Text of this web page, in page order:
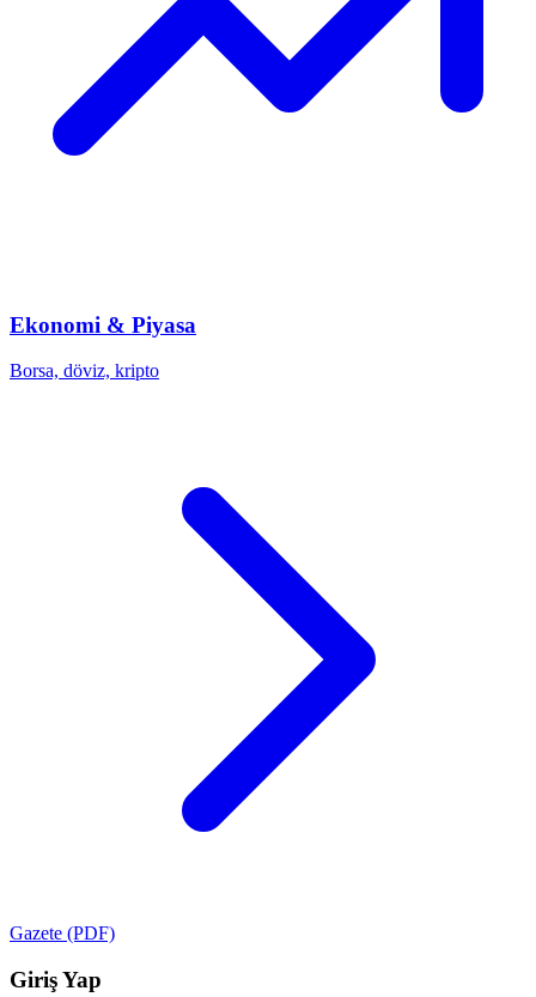
Ekonomi & Piyasa
Borsa, döviz, kripto
Gazete (PDF)
Giriş Yap